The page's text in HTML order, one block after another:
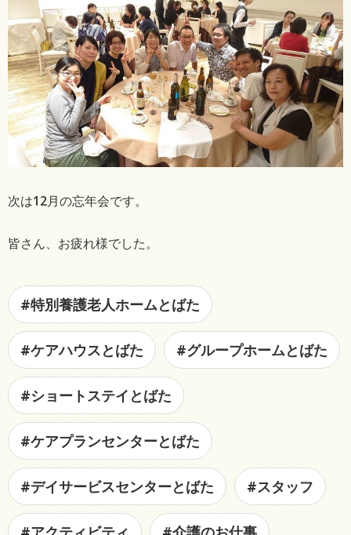
次は12月の忘年会です。
皆さん、お疲れ様でした。
#特別養護老人ホームとばた
#ケアハウスとばた #グループホームとばた
#ショートステイとばた
#ケアプランセンターとばた
#デイサービスセンターとばた #スタッフ